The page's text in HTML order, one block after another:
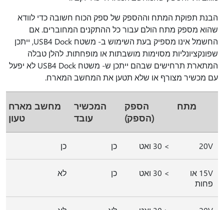
הבנת תפוקת המתח וההספק של ספק הכוח חשובה כדי לוודא
שהוא מספק מתח הולם עבור כל ההתקנים המחוברים. אם
החשמל אינו מספיק בעת השימוש ב- משטח USB4 Dock, ייתכן
שפונקציונליות מסוימות מושבתות או מופחתות. להלן טבלה
המתארת תרחישים שבהם ייתכן ש- משטח USB4 Dock לא יפעל
עם מכשיר מצורף או שלא תטען את המחשב המארח.
מתח
הספק
(הספק)
המכשיר
עובד
מחשב מארח
טעון
20V > 30 ואט כן כן
15V או
פחות
> 30 ואט כן לא